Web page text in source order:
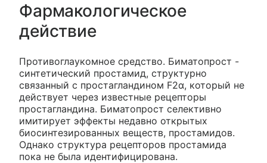
Фармакологическое
действие
Противоглаукомное средство. Биматопрост -
синтетический простамид, структурно
связанный с простагландином F2α, который не
действует через известные рецепторы
простагландина. Биматопрост селективно
имитирует эффекты недавно открытых
биосинтезированных веществ, простамидов.
Однако структура рецепторов простамида
пока не была идентифицирована.